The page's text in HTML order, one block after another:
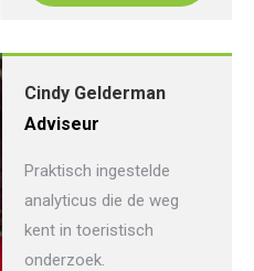
Cindy Gelderman
Adviseur
Praktisch ingestelde
analyticus die de weg
kent in toeristisch
onderzoek.